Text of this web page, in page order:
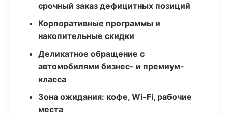
срочный заказ дефицитных позиций
Корпоративные программы и
накопительные скидки
Деликатное обращение с
автомобилями бизнес- и премиум-
класса
Зона ожидания: кофе, Wi-Fi, рабочие
места